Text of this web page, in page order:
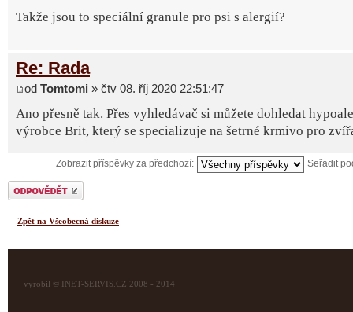
Takže jsou to speciální granule pro psi s alergií?
Re: Rada
od Tomtomi » čtv 08. říj 2020 22:51:47
Ano přesně tak. Přes vyhledávač si můžete dohledat
výrobce Brit, který se specializuje na šetrné krmivo pro
Zobrazit příspěvky za předchozí: Seřadit
Odeslat odpověď
Zpět na Všeobecná diskuze
vyrobil © INET-SERVIS.CZ 2008 - 2014